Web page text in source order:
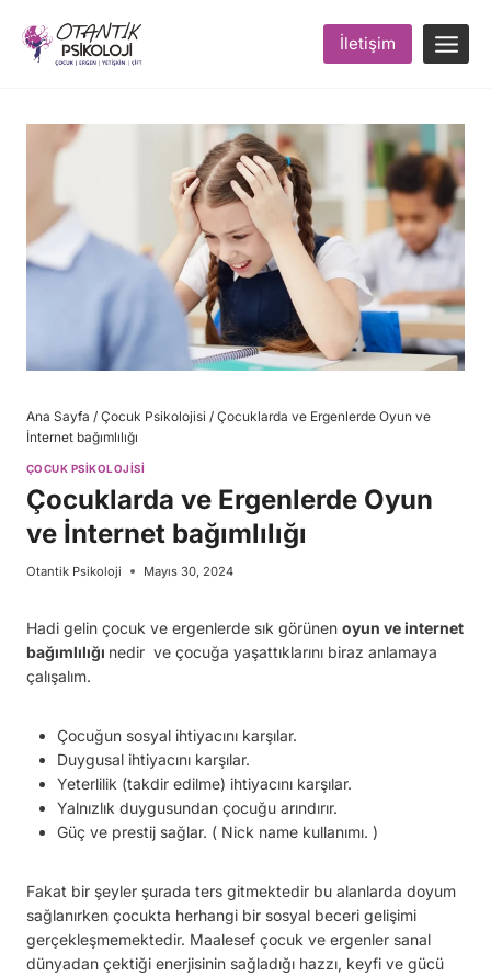
content
İletişim
Ana Sayfa / Çocuk Psikolojisi / Çocuklarda ve Ergenlerde Oyun ve
İnternet bağımlılığı
ÇOCUK PSIKOLOJISI
Çocuklarda ve Ergenlerde Oyun
ve İnternet bağımlılığı
Otantik Psikoloji Mayıs 30, 2024
Hadi gelin çocuk ve ergenlerde sık görünen oyun ve internet
bağımlılığı nedir ve çocuğa yaşattıklarını biraz anlamaya
çalışalım.
Çocuğun sosyal ihtiyacını karşılar.
Duygusal ihtiyacını karşılar.
Yeterlilik (takdir edilme) ihtiyacını karşılar.
Yalnızlık duygusundan çocuğu arındırır.
Güç ve prestij sağlar. ( Nick name kullanımı. )
Fakat bir şeyler şurada ters gitmektedir bu alanlarda doyum
sağlanırken çocukta herhangi bir sosyal beceri gelişimi
gerçekleşmemektedir. Maalesef çocuk ve ergenler sanal
dünyadan çektiği enerjisinin sağladığı hazzı, keyfi ve gücü